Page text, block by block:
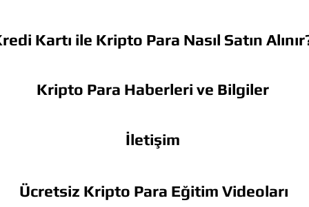
Kartı ile Kripto Para Nasıl Satın
Kripto Para Haberleri ve Bilgiler
İletişim
Ücretsiz Kripto Para Eğitim Videoları